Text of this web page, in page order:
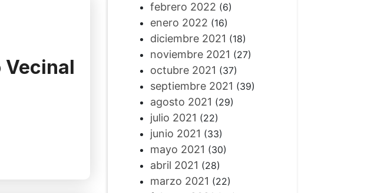
Vecinal
febrero 2022 (6)
enero 2022 (16)
diciembre 2021 (18)
noviembre 2021 (27)
octubre 2021 (37)
septiembre 2021 (39)
agosto 2021 (29)
julio 2021 (22)
junio 2021 (33)
mayo 2021 (30)
abril 2021 (28)
marzo 2021 (22)